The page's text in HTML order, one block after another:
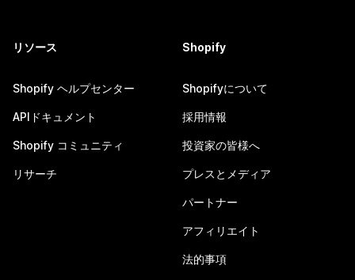
リソース
Shopify ヘルプセンター
APIドキュメント
Shopify コミュニティ
リサーチ
Shopify
Shopifyについて
採用情報
投資家の皆様へ
プレスとメディア
パートナー
アフィリエイト
法的事項